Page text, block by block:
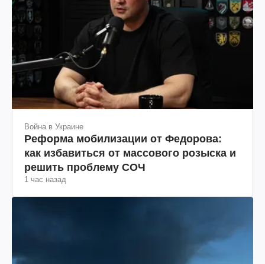
Война в Украине
Реформа мобилизации от Федорова:
как избавиться от массового розыска и
решить проблему СОЧ
1 час назад